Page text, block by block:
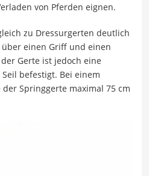
von Pferden eignen.
zu Dressurgerten deutlich
einen Griff und einen
Gerte ist jedoch eine
befestigt. Bei einem
Springgerte maximal 75 cm